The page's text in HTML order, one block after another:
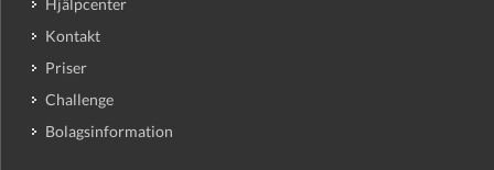
Kontakt
Priser
Challenge
Bolagsinformation